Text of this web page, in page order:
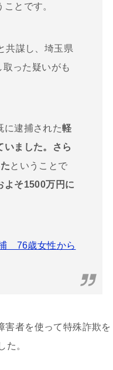
ことです。
共謀し、埼玉県
った疑いがも
に逮捕された軽
いました。さら
ということで
よそ1500万円に
76歳女性から
者を使って特殊詐欺を
た。